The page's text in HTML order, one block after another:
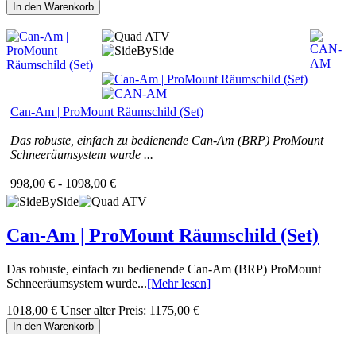
In den Warenkorb
Can-Am | ProMount Räumschild (Set)
Das robuste, einfach zu bedienende Can-Am (BRP) ProMount
Schneeräumsystem wurde ...
998,00 € - 1098,00 €
Can-Am | ProMount Räumschild (Set)
Das robuste, einfach zu bedienende Can-Am (BRP) ProMount
Schneeräumsystem wurde...[Mehr lesen]
1018,00 € Unser alter Preis: 1175,00 €
In den Warenkorb